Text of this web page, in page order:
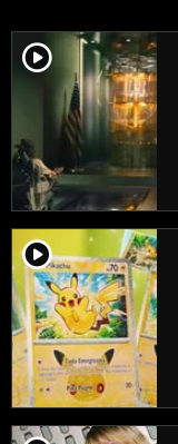
player2
player2